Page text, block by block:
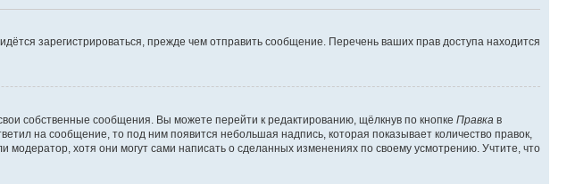
зарегистрироваться, прежде чем отправить сообщение. Перечень ваших прав доступа находится
собственные сообщения. Вы можете перейти к редактированию, щёлкнув по кнопке Правка в
на сообщение, то под ним появится небольшая надпись, которая показывает количество правок,
хотя они могут сами написать о сделанных изменениях по своему усмотрению. Учтите, что